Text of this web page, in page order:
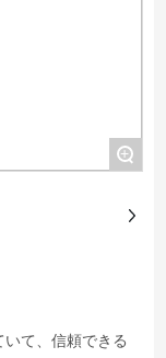
+
て、信頼できる